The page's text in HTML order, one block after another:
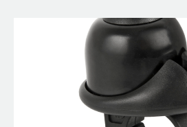
Gallery
Επικοινωνία
H λίστα μου